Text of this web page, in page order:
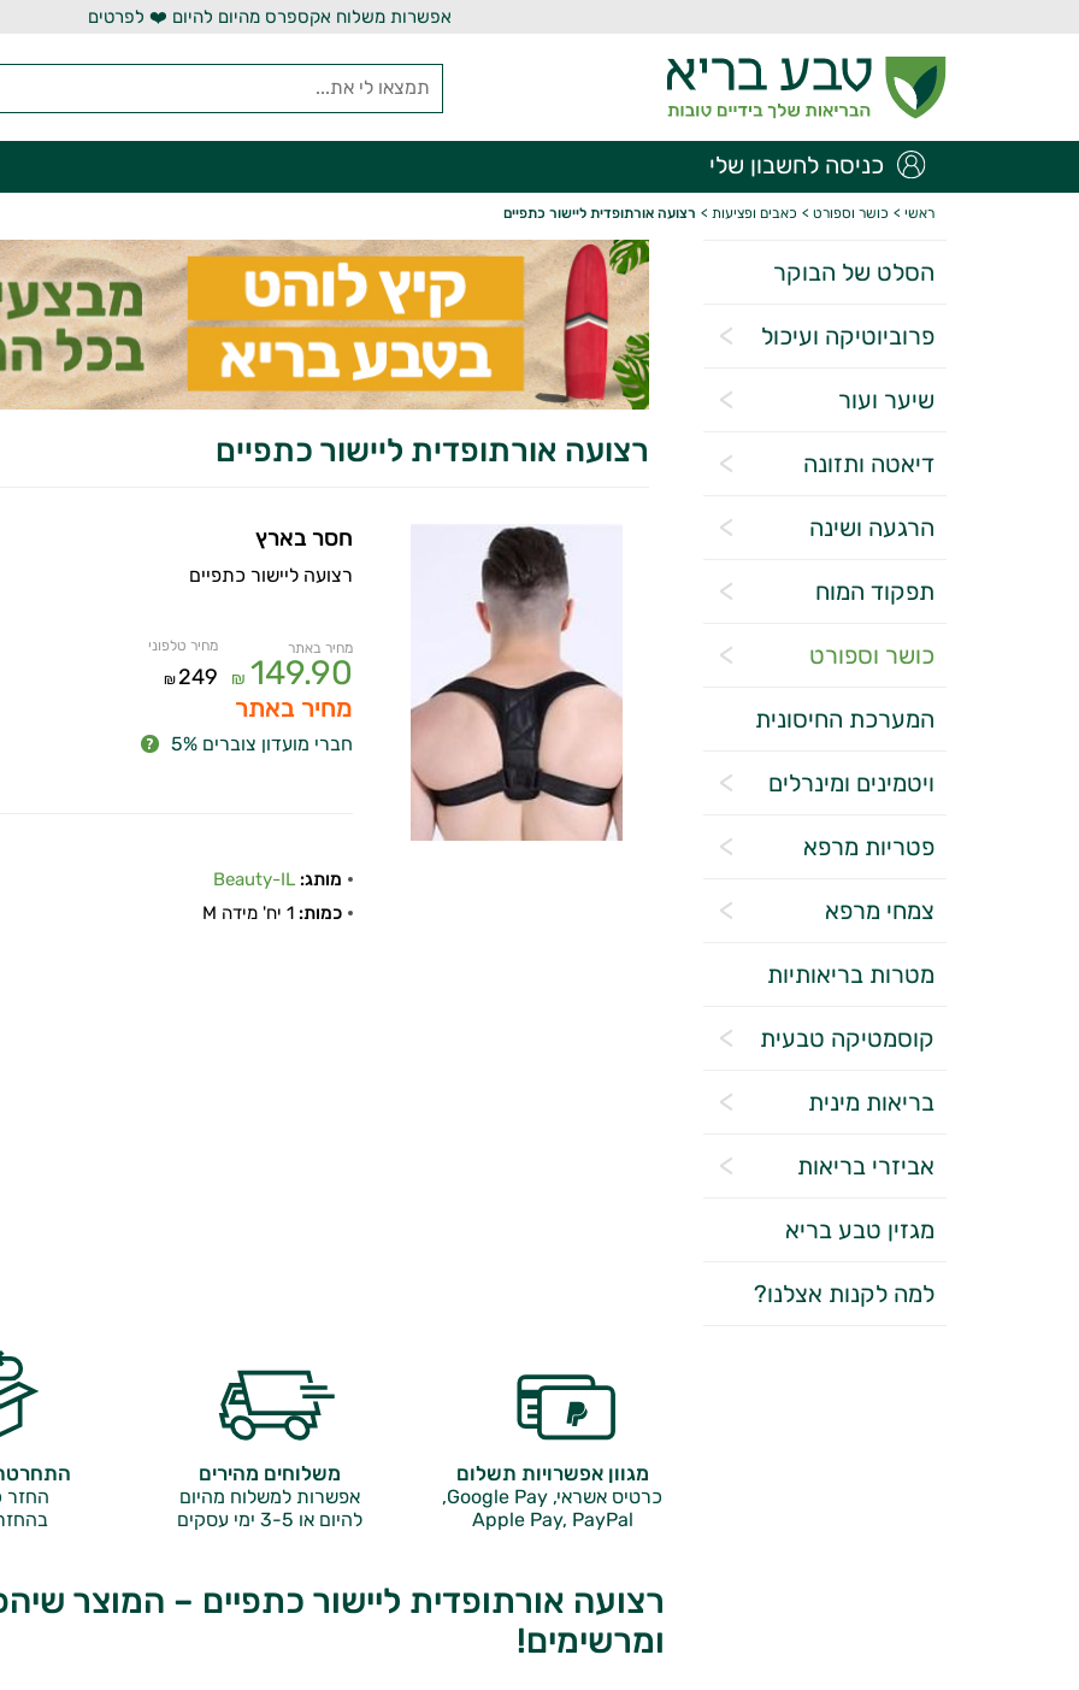
אפשרות משלוח אקספרס מהיום להיום ❤️ לפרטים
כניסה לחשבון שלי
ראשי > כושר וספורט > כאבים ופציעות > רצועה אורתופדית ליישור כתפיים
הסלט של הבוקר
פרוביוטיקה ועיכול
שיער ועור
דיאטה ותזונה
הרגעה ושינה
תפקוד המוח
כושר וספורט
המערכת החיסונית
ויטמינים ומינרלים
פטריות מרפא
צמחי מרפא
מטרות בריאותיות
קוסמטיקה טבעית
בריאות מינית
אביזרי בריאות
מגזין טבע בריא
למה לקנות אצלנו?
רצועה אורתופדית ליישור כתפיים
חסר בארץ
רצועה ליישור כתפיים
מחיר באתר
149.90
₪
מחיר טלפוני
249
₪
מחיר באתר
חברי מועדון צוברים 5%
מותג: Beauty-IL
כמות:
מגוון אפשרויות תשלום
כרטיס אשראי, Google Pay,
Apple Pay, PayPal
משלוחים מהירים
אפשרות למשלוח מהיום
להיום או 3-5 ימי עסקים
החזר
רצועה אורתופדית ליישור כתפיים – המוצר
ומרשימים!